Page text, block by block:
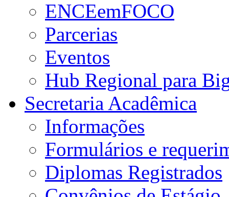
ENCEemFOCO
Parcerias
Eventos
Hub Regional para
Secretaria Acadêmica
Informações
Formulários e
Diplomas Registrados